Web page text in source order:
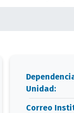
Unidad:
Correo